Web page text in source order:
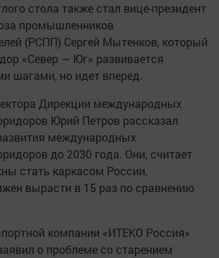
стола также стал вице-президент
промышленников
(РСПП) Сергей Мытенков, который
«Север — Юг» развивается
шагами, но идет вперед.
Дирекции международных
Юрий Петров рассказал
международных
до 2030 года. Они, считает
стать каркасом России,
вырасти в 15 раз по сравнению
компании «ИТЕКО Россия»
о проблеме со старением